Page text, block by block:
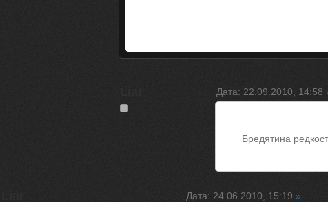
Дата: 22.09.2010, 14:58
Бредятина
Дата: 24.06.2010, 15:19 »